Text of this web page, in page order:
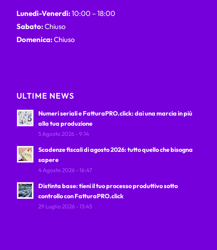
Lunedì-Venerdì:10:00 – 18:00
Sabato:Chiuso
Domenica:Chiuso
ULTIME NEWS
Numeri seriali e FatturaPRO.click: dai una marcia in più
alla tua produzione
5 Agosto 2026 - 9:14
Scadenze fiscali di agosto 2026: tutto quello che bisogna
sapere
4 Agosto 2026 - 16:47
Distinta base: tieni il tuo processo produttivo sotto
controllo con FatturaPRO.click
29 Luglio 2026 - 13:45